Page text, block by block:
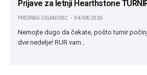
Prijave za letnji Hearthstone
PREDRAG CIGANOVIC 04/08/2026
Nemojte dugo da čekate, pošto turnir
dve nedelje! RUR vam…